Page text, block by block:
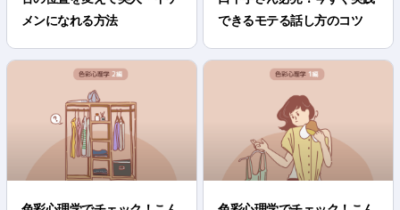
メンになれる方法
できるモテる話し方のコツ